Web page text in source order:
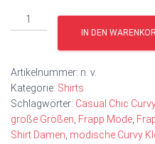
IN DEN
Artikelnummer: n. v.
Kategorie: Shirts
Schlagwörter: Casual Chic Curvy
große Größen, Frapp Mode,
Shirt Damen, modische Curvy